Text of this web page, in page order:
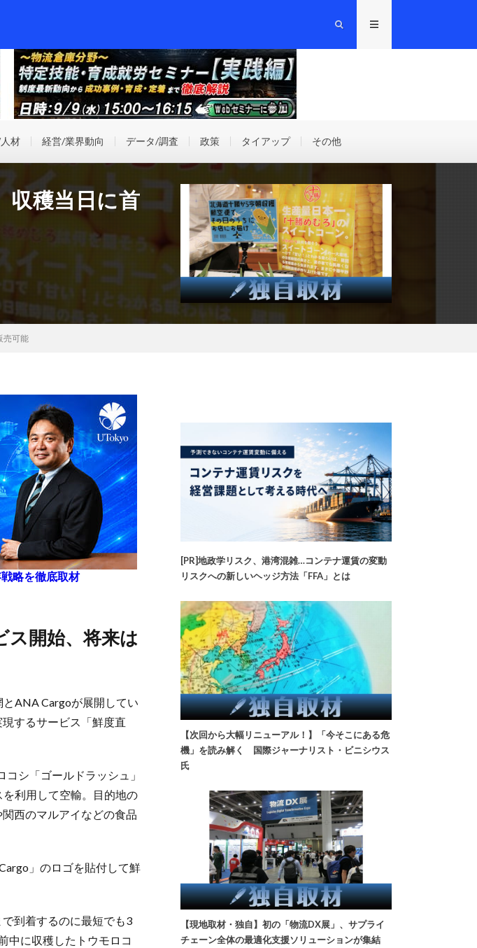
材 経営/業界動向 データ/調査 政策 タイアップ その他
収穫当日に首
売可能
略を徹底取材
ANA Cargoが展開してい
するサービス「鮮度直
シ「ゴールドラッシュ」
利用して空輸。目的地の
西のマルアイなどの食品
」のロゴを貼付して鮮
到着するのに最短でも3
中に収穫したトウモロコ
[PR]地政学リスク、港湾混雑…コンテナ運賃の変動
リスクへの新しいヘッジ方法「FFA」とは
【次回から大幅リニューアル！】「今そこにある危
機」を読み解く 国際ジャーナリスト・ビニシウス
氏
【現地取材・独自】初の「物流DX展」、サプライ
チェーン全体の最適化支援ソリューションが集結